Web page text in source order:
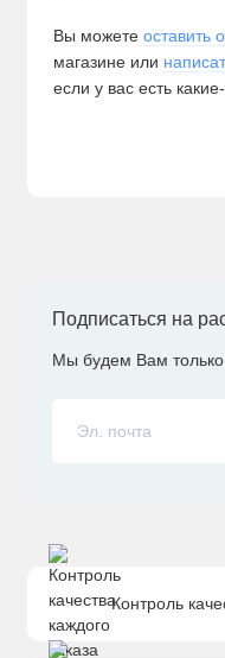
Вы можете оставить
магазине или
если у вас есть
Подписаться на
Мы будем Вам
Контроль